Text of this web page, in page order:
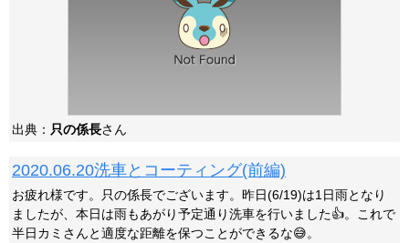
出典： 只の係長さん
2020.06.20洗車とコーティング(前編)
お疲れ様です。只の係長でございます。昨日(6/19)は1日雨となり
ましたが、本日は雨もあがり予定通り洗車を行いました👍️。これで
半日カミさんと適度な距離を保つことができるな😅。